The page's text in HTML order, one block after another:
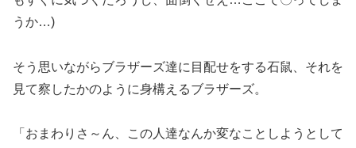
うか…)
そう思いながらブラザーズ達に目配せをする石鼠、それを
見て察したかのように身構えるブラザーズ。
「おまわりさ～ん、この人達なんか変なことしようとして